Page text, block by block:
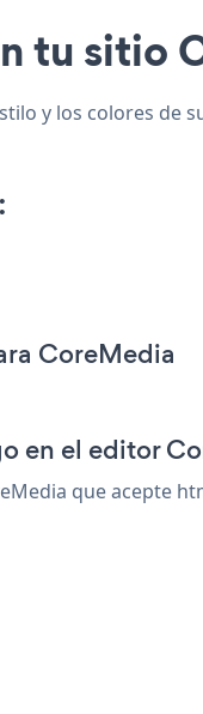
tu sitio
y los colores
CoreMedia
en el editor
que acepte